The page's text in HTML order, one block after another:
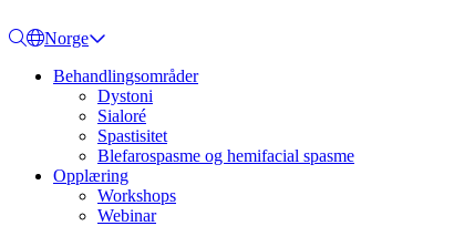
Norge
Behandlingsområder
Dystoni
Sialoré
Spastisitet
Blefarospasme og hemifacial spasme
Opplæring
Workshops
Webinar